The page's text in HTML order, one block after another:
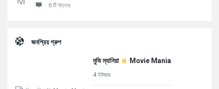
6 টি উত্তর
জনপ্রিয় গ্রুপ
মুভি ম্যানিয়া Movie Mania
4 ইউজার